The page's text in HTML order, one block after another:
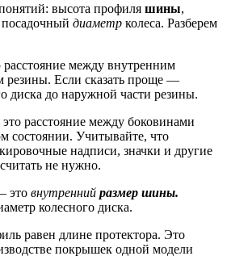
высота профиля шины,
диаметр колеса. Разберем
между внутренним
Если сказать проще —
диска до наружной части резины.
расстояние между боковинами
состоянии. Учитывайте, что
надписи, значки и другие
не нужно.
это внутренний размер шины.
колесного диска.
равен длине протектора. Это
покрышек одной модели